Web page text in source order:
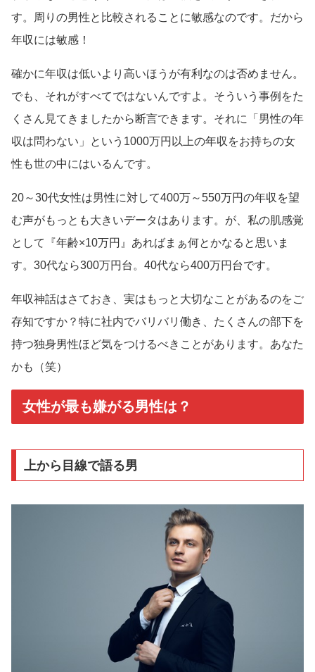
す。周りの男性と比較されることに敏感なのです。だから
年収には敏感！
確かに年収は低いより高いほうが有利なのは否めません。
でも、それがすべてではないんですよ。そういう事例をた
くさん見てきましたから断言できます。それに「男性の年
収は問わない」という1000万円以上の年収をお持ちの女
性も世の中にはいるんです。
20～30代女性は男性に対して400万～550万円の年収を望
む声がもっとも大きいデータはあります。が、私の肌感覚
として『年齢×10万円』あればまぁ何とかなると思いま
す。30代なら300万円台。40代なら400万円台です。
年収神話はさておき、実はもっと大切なことがあるのをご
存知ですか？特に社内でバリバリ働き、たくさんの部下を
持つ独身男性ほど気をつけるべきことがあります。あなた
かも（笑）
女性が最も嫌がる男性は？
上から目線で語る男